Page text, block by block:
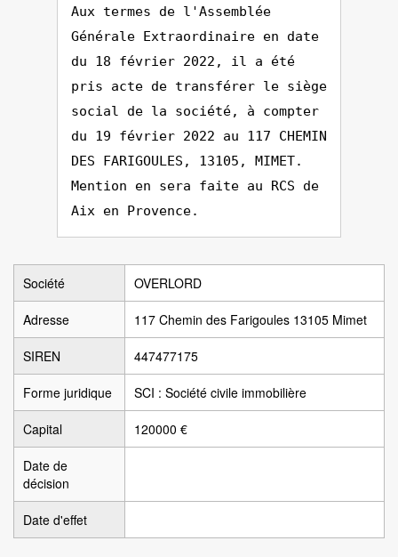
Aux termes de l'Assemblée
Générale Extraordinaire en date
du 18 février 2022, il a été
pris acte de transférer le siège
social de la société, à compter
du 19 février 2022 au 117 CHEMIN
DES FARIGOULES, 13105, MIMET.
Mention en sera faite au RCS de
Aix en Provence.
Société OVERLORD
Adresse 117 Chemin des Farigoules 13105 Mimet
SIREN 447477175
Forme juridique SCI : Société civile immobilière
Capital 120000 €
Date de
décision
Date d'effet